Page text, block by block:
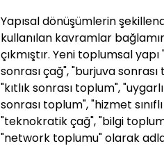
Yapısal dönüşümlerin
kullanılan kavramlar
çıkmıştır. Yeni toplumsal
sonrası çağ", "burjuva
"kıtlık sonrası toplum",
sonrası toplum", "hizmet
"teknokratik çağ", "bilgi
"network toplumu" olarak